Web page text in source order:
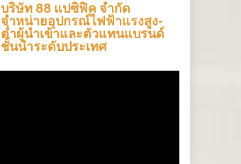
บริษัท 88 แปซิฟิค จำกัด
จำหน่ายอุปกรณ์ไฟฟ้าแรงสูง-
ต่ำผู้นำเข้าและตัวแทนแบรนด์
ชั้นนำระดับประเทศ